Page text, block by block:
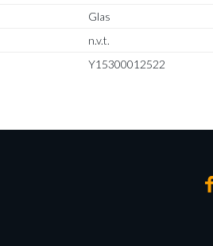
Glas
n.v.t.
Y15300012522